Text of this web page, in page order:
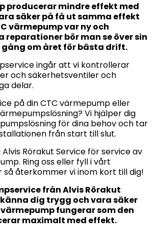
producerar mindre effekt med
säker på få ut samma effekt
värmepump var ny och
reparationer bör man se över sin
om året för bästa drift.
ingår att vi kontrollerar
och säkerhetsventiler och
delar.
på din CTC värmepump eller
Vi hjälper dig
för dina behov och tar
från start till slut.
Alvis Rörakut Service för service av
Ring oss eller fyll i vårt
återkommer vi inom kort till dig!
från Alvis Rörakut
dig trygg och vara säker
fungerar som den
maximalt med effekt.